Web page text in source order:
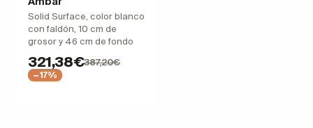
Solid Surface, color blanco
con faldón, 10 cm de
grosor y 46 cm de fondo
321,38€387,20€
−17%